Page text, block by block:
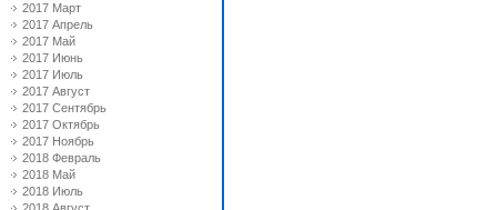
2017 Март
2017 Апрель
2017 Май
2017 Июнь
2017 Июль
2017 Август
2017 Сентябрь
2017 Октябрь
2017 Ноябрь
2018 Февраль
2018 Май
2018 Июль